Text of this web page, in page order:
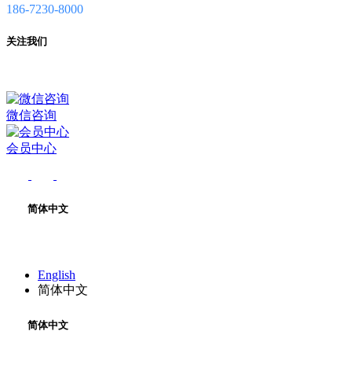
186-7230-8000
关注我们
微信咨询
会员中心
简体中文
English
简体中文
简体中文